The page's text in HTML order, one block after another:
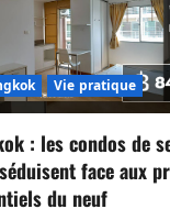
Vie pratique
: les condos de
face aux
du neuf